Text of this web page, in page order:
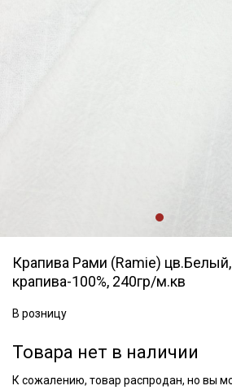
Крапива Рами (Ramie)
крапива-100%, 240гр/м.кв
В розницу
Товара нет в наличии
К сожалению, товар распродан, но вы